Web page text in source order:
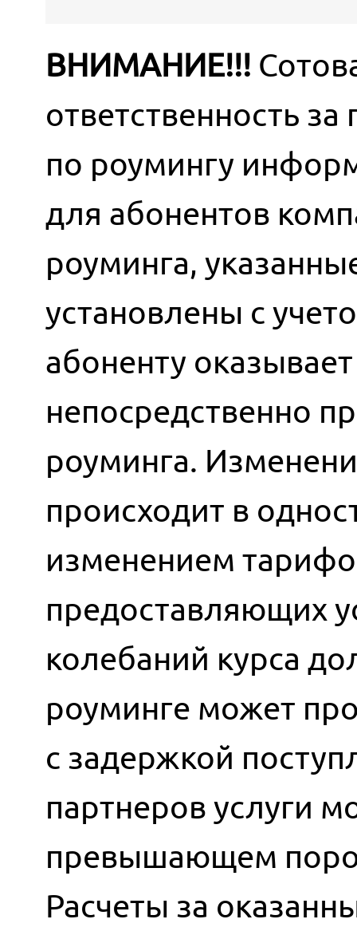
ВНИМАНИЕ!!!
ответственность
по роумингу
для абонентов
роуминга,
установлены с
абоненту
непосредственно
роуминга.
происходит в
изменением
предоставляющих
колебаний курса
роуминге может
с задержкой
партнеров услуги
превышающем
Расчеты за